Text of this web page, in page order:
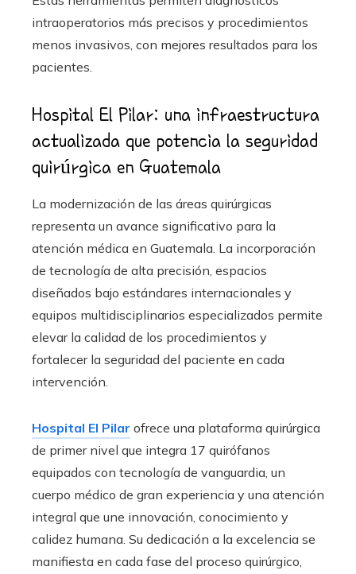
intraoperatorios más precisos y procedimientos
menos invasivos, con mejores resultados para los
pacientes.
Hospital El Pilar: una infraestructura
actualizada que potencia la seguridad
quirúrgica en Guatemala
La modernización de las áreas quirúrgicas
representa un avance significativo para la
atención médica en Guatemala. La incorporación
de tecnología de alta precisión, espacios
diseñados bajo estándares internacionales y
equipos multidisciplinarios especializados permite
elevar la calidad de los procedimientos y
fortalecer la seguridad del paciente en cada
intervención.
Hospital El Pilar ofrece una plataforma quirúrgica
de primer nivel que integra 17 quirófanos
equipados con tecnología de vanguardia, un
cuerpo médico de gran experiencia y una atención
integral que une innovación, conocimiento y
calidez humana. Su dedicación a la excelencia se
manifiesta en cada fase del proceso quirúrgico,